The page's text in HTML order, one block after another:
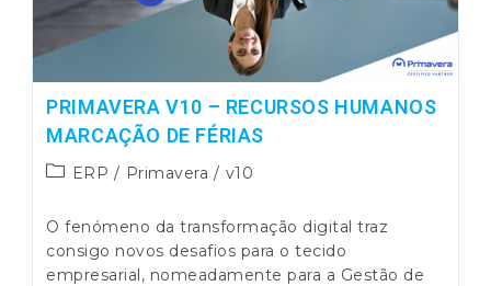
PRIMAVERA V10 – RECURSOS HUMANOS
MARCAÇÃO DE FÉRIAS
PostERP / Primavera / v10
O fenómeno da transformação digital traz
consigo novos desafios para o tecido
empresarial, nomeadamente para a Gestão de